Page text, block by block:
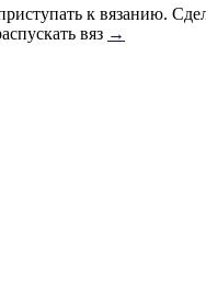
к вязанию.
вяз →